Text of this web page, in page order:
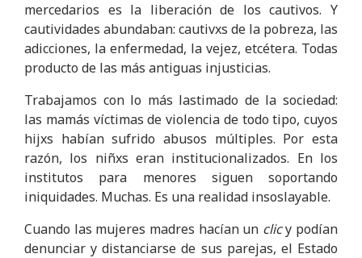
mercedarios es la liberación de los cautivos. Y
cautividades abundaban: cautivxs de la pobreza, las
adicciones, la enfermedad, la vejez, etcétera. Todas
producto de las más antiguas injusticias.
Trabajamos con lo más lastimado de la sociedad:
las mamás víctimas de violencia de todo tipo, cuyos
hijxs habían sufrido abusos múltiples. Por esta
razón, los niñxs eran institucionalizados. En los
institutos para menores siguen soportando
iniquidades. Muchas. Es una realidad insoslayable.
Cuando las mujeres madres hacían un clicy podían
denunciar y distanciarse de sus parejas, el Estado